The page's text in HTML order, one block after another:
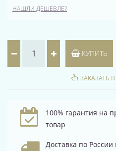
НАШЛИ ДЕШЕВЛЕ?
КУПИТЬ
ЗАКАЗАТЬ
100% гарантия на
товар
Доставка по